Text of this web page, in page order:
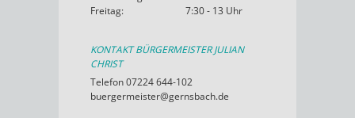
Freitag:
7:30 - 13 Uhr
KONTAKT BÜRGERMEISTER JULIAN
CHRIST
Telefon 07224 644-102
buergermeister@gernsbach.de